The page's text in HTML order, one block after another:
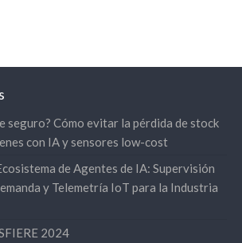
seguro? Cómo evitar la pérdida de stock
con IA y sensores low-cost
de Agentes de IA: Supervisión
y Telemetría IoT para la Industria
2024